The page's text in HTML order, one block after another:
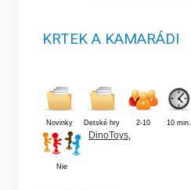
KRTEK A KAMARÁDI
Novinky Detské hry 2-10 10 min.
Nie
DinoToys,